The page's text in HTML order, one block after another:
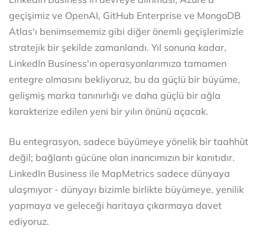
geçişimiz ve OpenAI, GitHub Enterprise ve MongoDB
Atlas'ı benimsememiz gibi diğer önemli geçişlerimizle
stratejik bir şekilde zamanlandı. Yıl sonuna kadar,
LinkedIn Business'ın operasyonlarımıza tamamen
entegre olmasını bekliyoruz, bu da güçlü bir büyüme,
gelişmiş marka tanınırlığı ve daha güçlü bir ağla
karakterize edilen yeni bir yılın önünü açacak.
Bu entegrasyon, sadece büyümeye yönelik bir taahhüt
değil; bağlantı gücüne olan inancımızın bir kanıtıdır.
LinkedIn Business ile MapMetrics sadece dünyaya
ulaşmıyor - dünyayı bizimle birlikte büyümeye, yenilik
yapmaya ve geleceği haritaya çıkarmaya davet
ediyoruz.